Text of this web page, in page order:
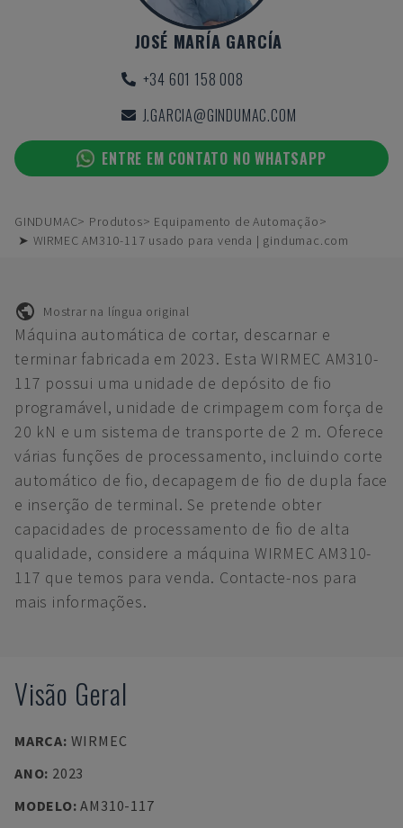
JOSÉ MARÍA GARCÍA
+34 601 158 008
J.GARCIA@GINDUMAC.COM
ENTRE EM CONTATO NO WHATSAPP
GINDUMAC Produtos
Equipamento de Automação
➤ WIRMEC AM310-117 usado para venda | gindumac.com
Mostrar na língua original
Máquina automática de cortar, descarnar e
terminar fabricada em 2023. Esta WIRMEC AM310-
117 possui uma unidade de depósito de fio
programável, unidade de crimpagem com força de
20 kN e um sistema de transporte de 2 m. Oferece
várias funções de processamento, incluindo corte
automático de fio, decapagem de fio de dupla face
e inserção de terminal. Se pretende obter
capacidades de processamento de fio de alta
qualidade, considere a máquina WIRMEC AM310-
117 que temos para venda. Contacte-nos para
mais informações.
Visão Geral
MARCA: WIRMEC
ANO: 2023
MODELO:AM310-117